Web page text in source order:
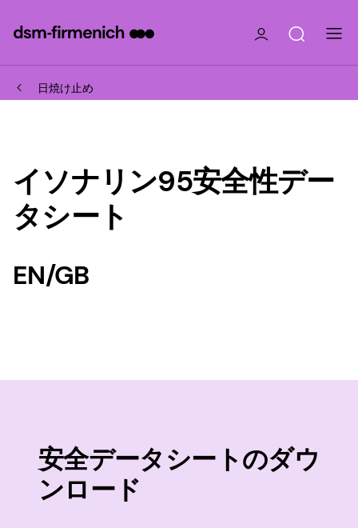
日焼け止め
イソナリン95安全性デー
タシート
EN/GB
安全データシートのダウ
ンロード